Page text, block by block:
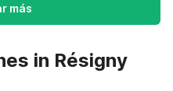
más
in Résigny